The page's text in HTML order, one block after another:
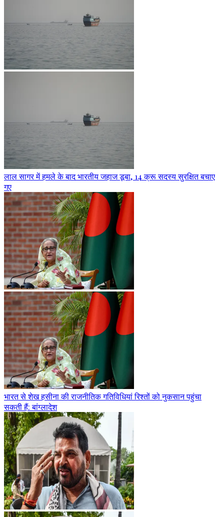
लाल सागर में हमले के बाद भारतीय जहाज डूबा, 14 क्रू सदस्य सुरक्षित बचाए
गए
भारत से शेख हसीना की राजनीतिक गतिविधियां रिश्तों को नुकसान पहुंचा
सकती हैं: बांग्लादेश